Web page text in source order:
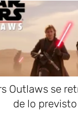
Outlaws se
de lo previsto